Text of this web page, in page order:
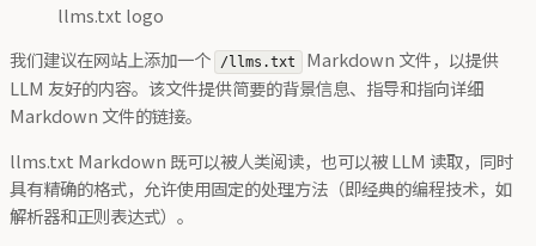
llms.txt logo
我们建议在网站上添加一个
/llms.txt Markdown 文件，以提供
LLM 友好的内容。该文件提供简要的背景信息、指导和指向详细
Markdown 文件的链接。
llms.txt Markdown 既可以被人类阅读，也可以被 LLM 读取，同时
具有精确的格式，允许使用固定的处理方法（即经典的编程技术，如
解析器和正则表达式）。